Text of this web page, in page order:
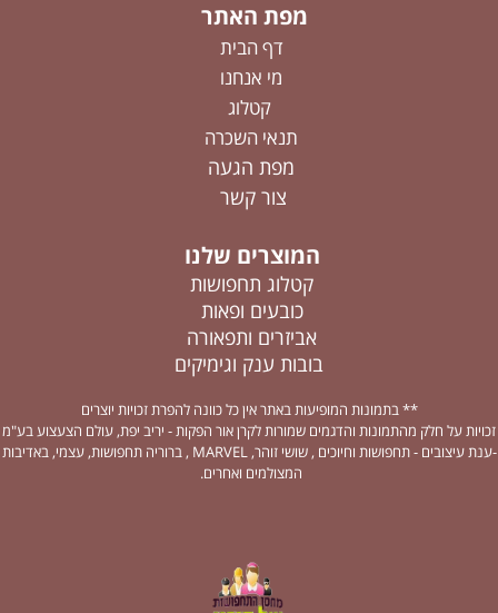
מפת האתר
דף הבית
מי אנחנו
קטלוג
תנאי השכרה
מפת הגעה
צור קשר
המוצרים שלנו
קטלוג תחפושות
כובעים ופאות
אביזרים ותפאורה
בובות ענק וגימיקים
** בתמונות המופיעות באתר אין כל כוונה להפרת זכויות יוצרים
זכויות על חלק מהתמונות והדגמים שמורות לקרן אור הפקות - יריב יפת, עולם הצעצוע בע"מ
-ענת עיצובים - תחפושות וחיוכים , שושי זוהר, MARVEL , ברוריה תחפושות, עצמי, באדיבות
המצולמים ואחרים.